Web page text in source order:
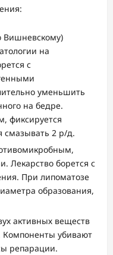
Вишневскому)
на
с
уменьшить
на бедре.
фиксируется
смазывать 2 р/д.
Лекарство борется с
При липоматозе
образования,
активных веществ
убивают
репарации.